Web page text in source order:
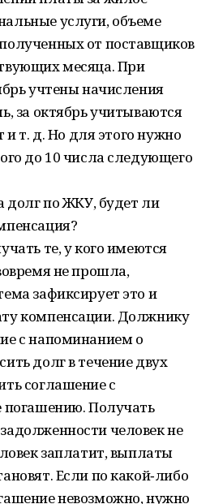
услуги, объеме
от поставщиков
месяца. При
учтены начисления
за октябрь учитываются
и т. д. Но для этого нужно
до 10 числа следующего
долг по ЖКУ, будет ли
те, у кого имеются
не прошла,
зафиксирует это и
компенсации. Должнику
с напоминанием о
долг в течение двух
соглашение с
погашению. Получать
человек не
заплатит, выплаты
Если по какой‑либо
невозможно, нужно